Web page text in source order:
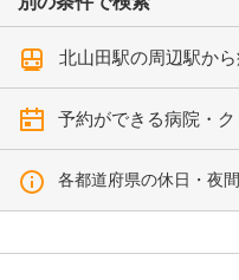
北山田駅の周辺駅か
予約ができる病院・
各都道府県の休日・夜